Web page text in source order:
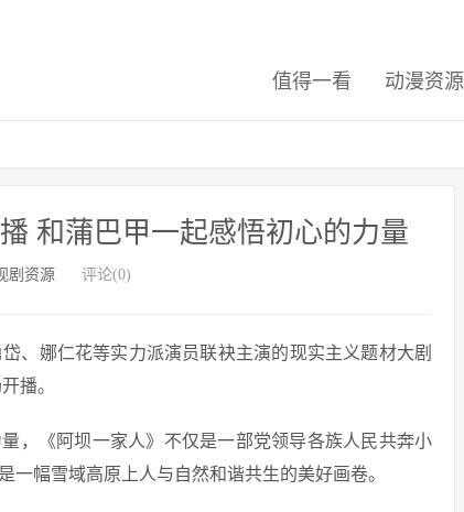
值得一看 动漫资源
和蒲巴甲一起感悟初心的力量
剧资源 评论(0)
、娜仁花等实力派演员联袂主演的现实主义题材大剧
播。
，《阿坝一家人》不仅是一部党领导各族人民共奔小
幅雪域高原上人与自然和谐共生的美好画卷。